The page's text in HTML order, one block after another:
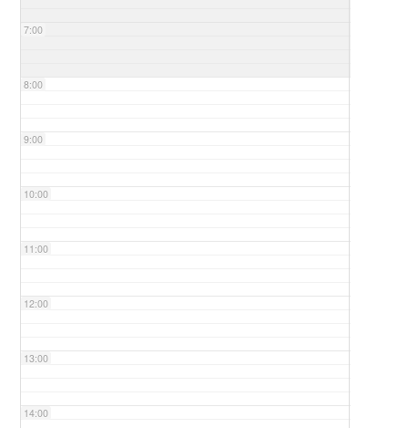
7:00
8:00
9:00
10:00
11:00
12:00
13:00
14:00